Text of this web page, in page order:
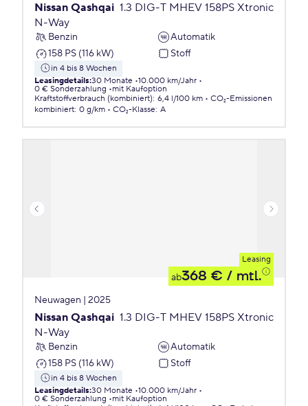
Nissan Qashqai 1.3 DIG-T MHEV 158PS Xtronic
N-Way
Benzin
Automatik
158 PS (116 kW)
Stoff
in 4 bis 8 Wochen
Leasingdetails:30 Monate 10.000 km/Jahr
0 € Sonderzahlung
mit Kaufoption
Kraftstoffverbrauch (kombiniert): 6,4 l/100 km
CO₂-Emissionen
kombiniert: 0 g/km CO₂-Klasse: A
Leasing
ab368 € / mtl.
Neuwagen | 2025
Nissan Qashqai 1.3 DIG-T MHEV 158PS Xtronic
N-Way
Benzin
Automatik
158 PS (116 kW)
Stoff
in 4 bis 8 Wochen
Leasingdetails:30 Monate 10.000 km/Jahr
0 € Sonderzahlung
mit Kaufoption